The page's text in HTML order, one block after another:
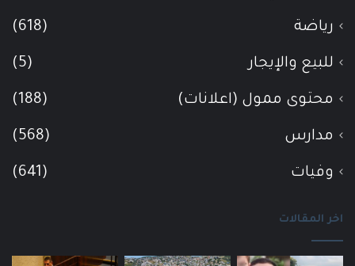
رياضة (618)
للبيع والإيجار (5)
محتوى ممول (اعلانات) (188)
مدارس (568)
وفيات (641)
اخر المقالات